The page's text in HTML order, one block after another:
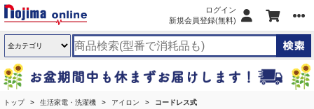
ログイン
新規会員登録(無料)
トップ 生活家電・洗濯機 アイロン コードレス式